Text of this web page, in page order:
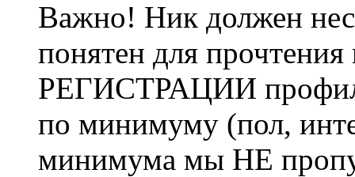
Важно! Ник должен
понятен для
РЕГИСТРАЦИИ профиль
по минимуму (пол,
минимума мы НЕ